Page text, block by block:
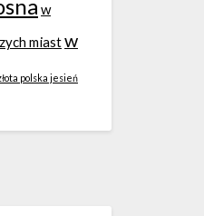
w
miastw
polska jesień